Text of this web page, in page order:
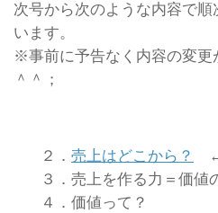
次号から次のような内容で
います。
※事前に予告なく内容の変更
＾＾；
２． 売上はどこから？
←
３．売上を作る力＝価値
４．価値って？